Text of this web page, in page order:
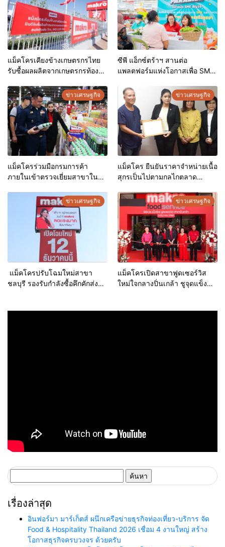
แม็คโครเคียงข้างเกษตรกรไทย
รับซื้อผลผลิตจากเกษตรกรท้องถิ่น
อาชีพ กระตุ้นเศรษฐกิจโต ควบคู่
การเดินหน้าเปิดสาขา ช่วงโค้ง
สุดท้ายปลายปี 2566
ซีพี แอ็กซ์ตร้าฯ สานต่อ
แพลตฟอร์มแห่งโอกาสเพื่อ SME
ย่อยและเกษตรกรเติบโต สร้าง
รายได้ยั่งยืน ตลอดปี 2566
ข่าวเศรษฐกิจ
แม็คโครร่วมมือกรมการค้า
ภายในเข้าตรวจเยี่ยมสาขาใน
ช่วยค่าครองชีพผู้บริโภค
ข่าวเศรษฐกิจ
แม็คโคร ยืนยันราคาจำหน่ายเนื้อ
สุกรเป็นไปตามกลไกตลาด
ข่าวเศรษฐกิจ
แม็คโครปรับโฉมใหม่สาขา
ชลบุรี รองรับกำลังซื้อคึกคักส่ง
ข่าวเศรษฐกิจ
แม็คโครเปิดสาขาฟูดเซอร์วิส
ใหม่ใจกลางปิ่นเกล้า ชูจุดแข็ง
สำหรับ:
เรื่องล่าสุด
อินฟอร์มา มาร์เก็ตส์ ผนึกเครือข่ายธุรกิจท่องเที่ยว-บริการ จัด
Food & Hospitality Thailand 2026 เชื่อม 4 งานใหญ่ สร้าง
โอกาสธุรกิจครบวงจร ด้วยครับ